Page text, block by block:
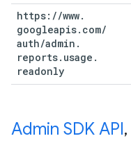
https: //www.
googleapis. com/
auth/admin .
reports. usage .
readonly
Admin SDK API,